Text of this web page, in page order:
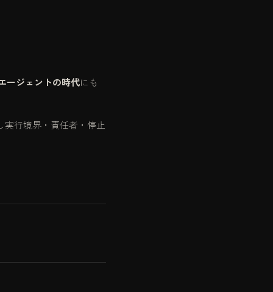
ージェントの時代にも
行境界・責任者・停止